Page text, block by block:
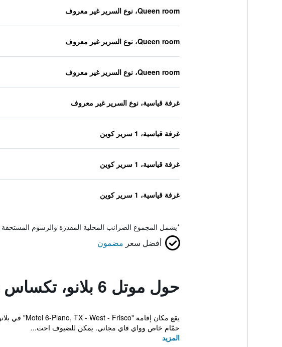
Queen room، نوع السرير غير معروف
Queen room، نوع السرير غير معروف
Queen room، نوع السرير غير معروف
غرفة قياسية، نوع السرير غير معروف
غرفة قياسية، 1 سرير كوين
غرفة قياسية، 1 سرير كوين
غرفة قياسية، 1 سرير كوين
*يشمل المجموع الضرائب المحلية المقدرة والرسوم المستحقة
أفضل سعر مضمون
حول موتل 6 بلانو، تكساس - ويست - فريسكو
حمّام خاص وواي فاي مجاني. يمكن للضيوف احت...
المزيد